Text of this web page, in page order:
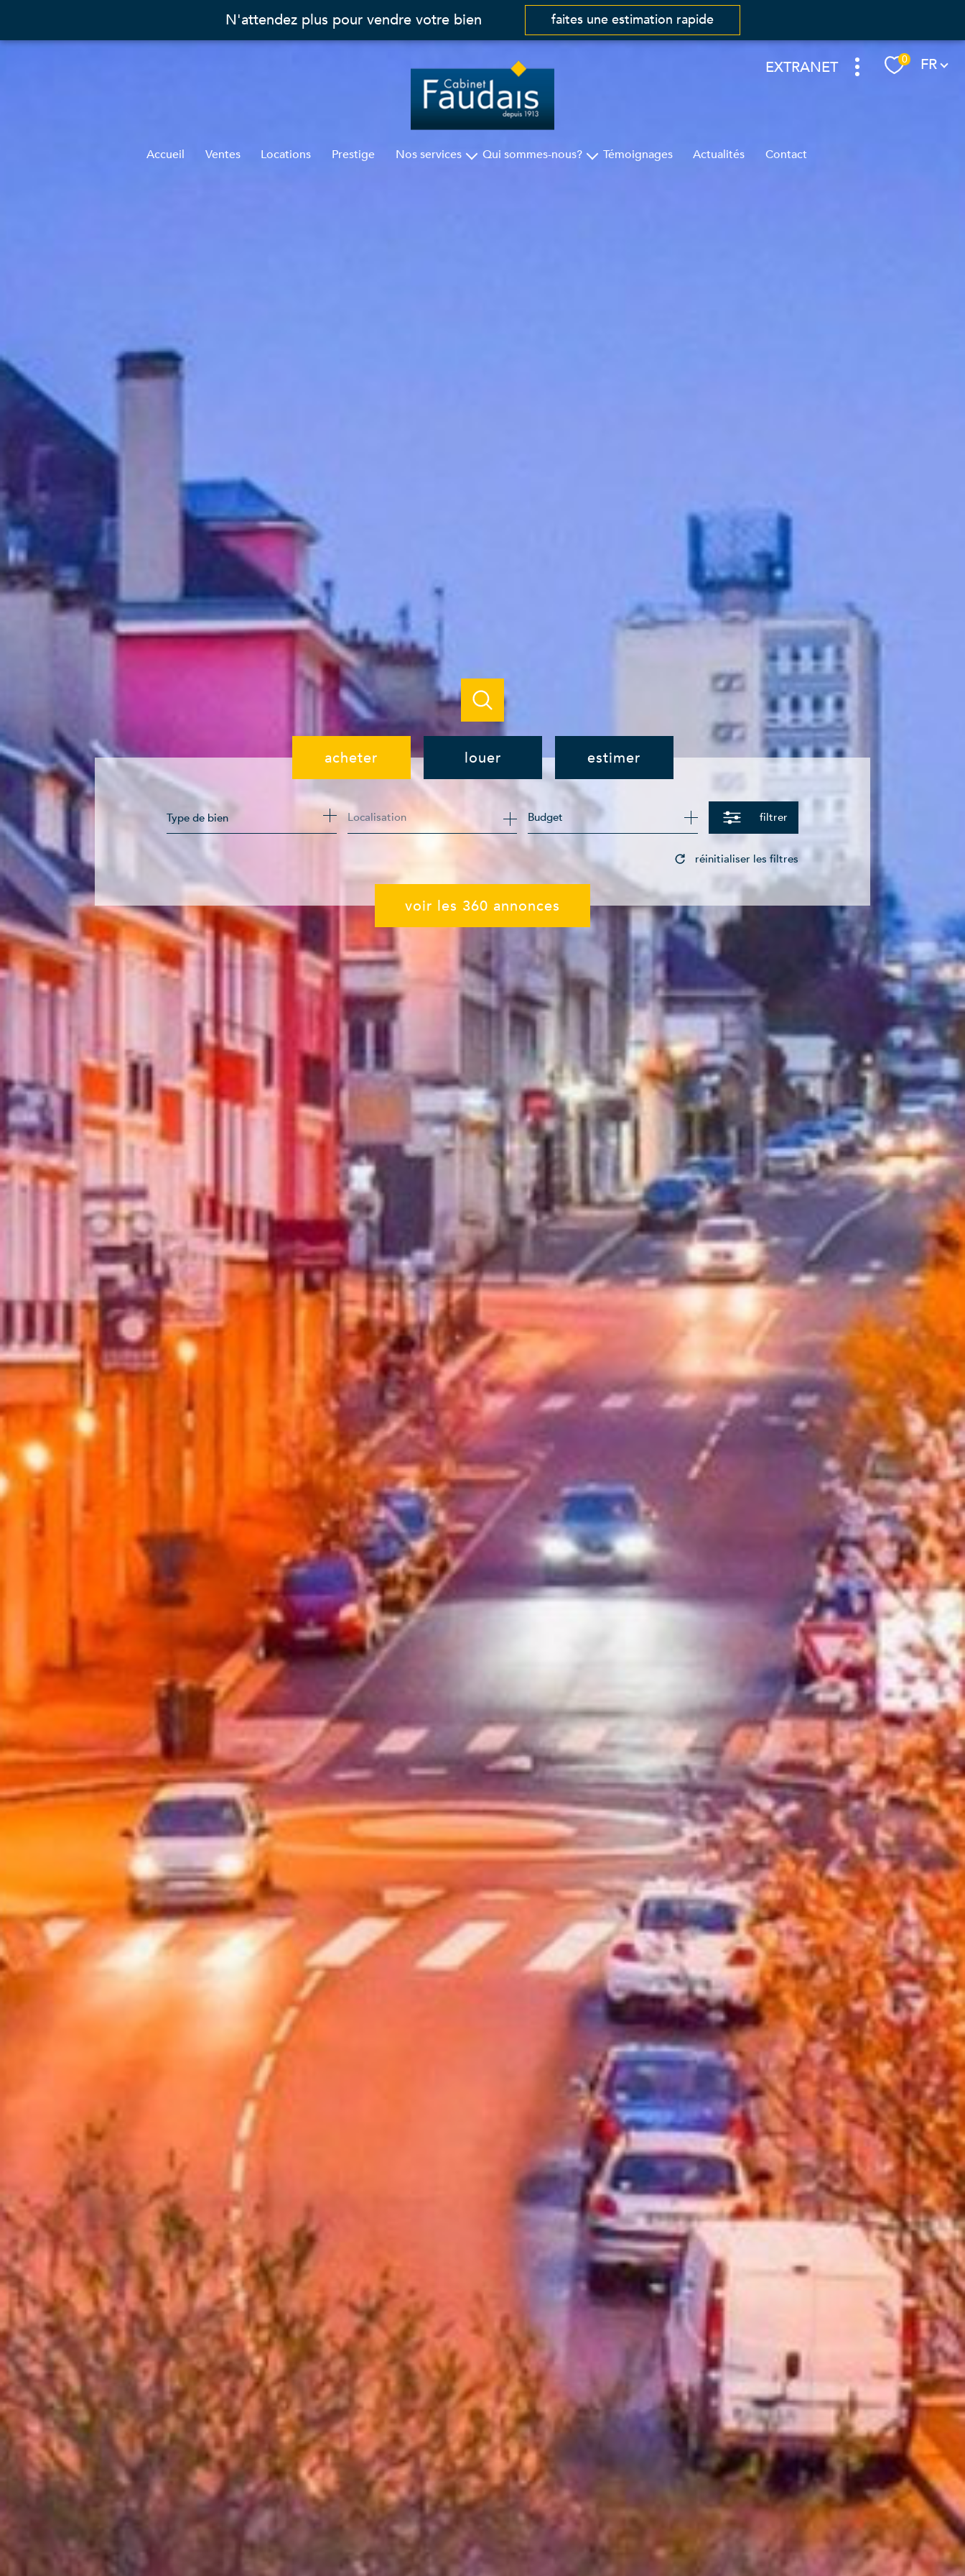
N'attendez plus pour vendre votre bien faites une estimation rapide
EXTRANET 0 Langue
FR
Accueil Ventes Locations Prestige Nos services Qui sommes-nous? Témoignages Actualités Contact
acheter
de l'ancien
de l'immo pro
louer
de l'immo pro
estimer
Type de bien Budget filtrer
voir les 360 annonces
réinitialiser les filtres